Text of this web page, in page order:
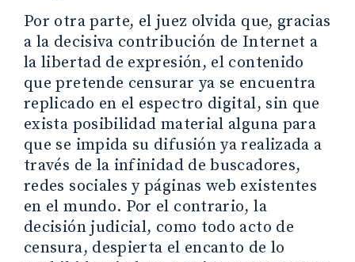
Por otra parte, el juez olvida que, gracias
a la decisiva contribución de Internet a
la libertad de expresión, el contenido
que pretende censurar ya se encuentra
replicado en el espectro digital, sin que
exista posibilidad material alguna para
que se impida su difusión ya realizada a
través de la infinidad de buscadores,
redes sociales y páginas web existentes
en el mundo. Por el contrario, la
decisión judicial, como todo acto de
censura, despierta el encanto de lo